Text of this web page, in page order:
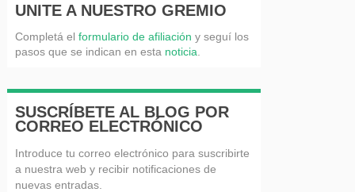
UNITE A NUESTRO GREMIO
Completá el formulario de afiliación y seguí los
pasos que se indican en esta noticia
SUSCRÍBETE AL BLOG POR
CORREO ELECTRÓNICO
Introduce tu correo electrónico para suscribirte
a nuestra web y recibir notificaciones de
nuevas entradas.